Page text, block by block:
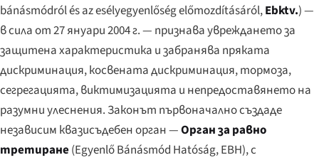
bánásmódról és az esélyegyenlőség előmozdításáról,Ebktv.) —
в сила от 27 януари 2004 г. — признава увреждането за
защитена характеристика и забранява пряката
дискриминация, косвената дискриминация, тормоза,
сегрегацията, виктимизацията и непредоставянето на
разумни улеснения. Законът първоначално създаде
независим квазисъдебен орган —Орган за равно
третиране(Egyenlő Bánásmód Hatóság, EBH), с